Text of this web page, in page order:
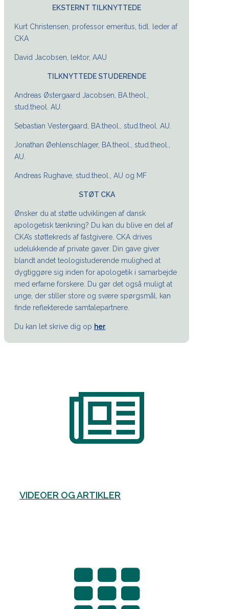
EKSTERNT TILKNYTTEDE
Kurt Christensen, professor emeritus, tidl. leder af
CKA
David Jacobsen, lektor, AAU
TILKNYTTEDE STUDERENDE
Andreas Østergaard Jacobsen, BA.theol.,
stud.theol. AU.
Sebastian Vestergaard, BA.theol., stud.theol. AU.
Jonathan Øehlenschlager, BA.theol., stud.theol.,
AU.
Andreas Rughave, stud.theol., AU og MF
STØT CKA
Ønsker du at støtte udviklingen af dansk
apologetisk tænkning? Du kan du blive en del af
CKA’s støttekreds af fastgivere. CKA drives
udelukkende af private gaver. Din gave giver
blandt andet teologistuderende mulighed at
dygtiggøre sig inden for apologetik i samarbejde
med erfarne forskere. Du gør det også muligt at
unge, der stiller store og svære spørgsmål, kan
finde reflekterede samtalepartnere.
Du kan let skrive dig op her.
VIDEOER OG ARTIKLER